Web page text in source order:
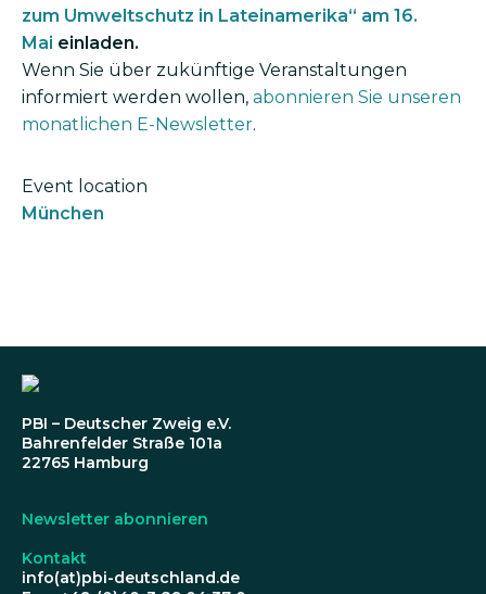
zum Umweltschutz in Lateinamerika“ am 16.
Mai einladen.
Wenn Sie über zukünftige Veranstaltungen
informiert werden wollen, abonnieren Sie unseren
monatlichen E-Newsletter.
Event location
München
PBI – Deutscher Zweig e.V.
Bahrenfelder Straße 101a
22765 Hamburg
Newsletter abonnieren
Kontakt
info(at)pbi-deutschland.de